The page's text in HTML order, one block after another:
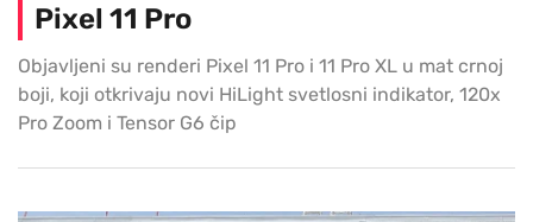
Pixel 11 Pro
Objavljeni su renderi Pixel 11 Pro i 11 Pro XL u mat crnoj
boji, koji otkrivaju novi HiLight svetlosni indikator, 120x
Pro Zoom i Tensor G6 čip